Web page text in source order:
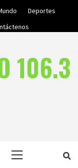
Deportes
106.3